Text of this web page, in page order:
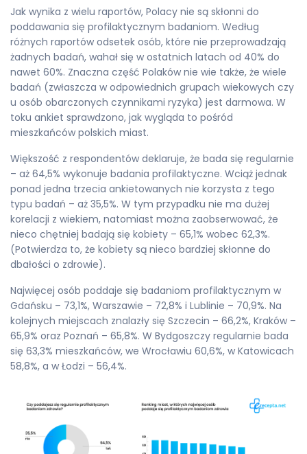
Jak wynika z wielu raportów, Polacy nie są skłonni do
poddawania się profilaktycznym badaniom. Według
różnych raportów odsetek osób, które nie przeprowadzają
żadnych badań, wahał się w ostatnich latach od 40% do
nawet 60%. Znaczna część Polaków nie wie także, że wiele
badań (zwłaszcza w odpowiednich grupach wiekowych czy
u osób obarczonych czynnikami ryzyka) jest darmowa. W
toku ankiet sprawdzono, jak wygląda to pośród
mieszkańców polskich miast.
Większość z respondentów deklaruje, że bada się regularnie
– aż 64,5% wykonuje badania profilaktyczne. Wciąż jednak
ponad jedna trzecia ankietowanych nie korzysta z tego
typu badań – aż 35,5%. W tym przypadku nie ma dużej
korelacji z wiekiem, natomiast można zaobserwować, że
nieco chętniej badają się kobiety – 65,1% wobec 62,3%.
(Potwierdza to, że kobiety są nieco bardziej skłonne do
dbałości o zdrowie).
Najwięcej osób poddaje się badaniom profilaktycznym w
Gdańsku – 73,1%, Warszawie – 72,8% i Lublinie – 70,9%. Na
kolejnych miejscach znalazły się Szczecin – 66,2%, Kraków –
65,9% oraz Poznań – 65,8%. W Bydgoszczy regularnie bada
się 63,3% mieszkańców, we Wrocławiu 60,6%, w Katowicach
58,8%, a w Łodzi – 56,4%.